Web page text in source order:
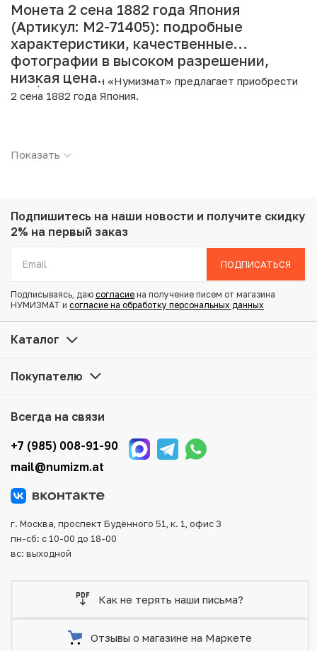
Монета 2 сена 1882 года Япония
(Артикул: M2-71405): подробные
характеристики, качественные
фотографии в высоком разрешении,
низкая цена.
Интернет магазин «Нумизмат» предлагает приобрести
2 сена 1882 года Япония.
Страна: Япония
Вес: 14.3 г
Диаметр: 31.81 мм
Состояние: VF
y18.2
Купить 2 сена 1882 года Япония по привлекательной
цене можно в нашем интернет-магазине — Вам
нашем складе.
того, возможен самовывоз товара из офиса магазина.
Для вашего удобства представлены несколько способов
оплаты и доставки заказа. Все отправления надежно и
тщательно упаковываются, что исключает возможность
Показать
Подпишитесь на наши новости и получите скидку
2% на первый заказ
ПОДПИСАТЬСЯ
Подписываясь, даю согласие на получение писем от магазина
НУМИЗМАТ и согласие на обработку персональных данных
Каталог
Покупателю
Всегда на связи
+7 (985) 008-91-90
mail@numizm.at
г. Москва, проспект Будённого 51, к. 1, офис 3
пн-сб: с 10-00 до 18-00
вс: выходной
Как не терять наши письма?
Отзывы о магазине на Маркете